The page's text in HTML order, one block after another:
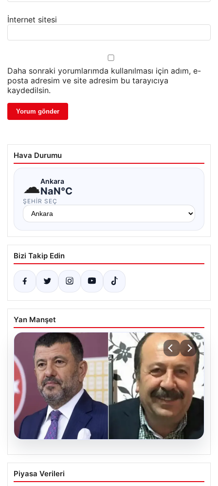
İnternet sitesi
Daha sonraki yorumlarımda kullanılması için adım, e-
posta adresim ve site adresim bu tarayıcıya
kaydedilsin.
Hava Durumu
☁Ankara
NaN°C
ŞEHIR SEÇ
Bizi Takip Edin
Yan Manşet
06.08.2026
Veli Ağbaba’nın ağabeyi Hür Ağbaba
tutuklandı
Piyasa Verileri